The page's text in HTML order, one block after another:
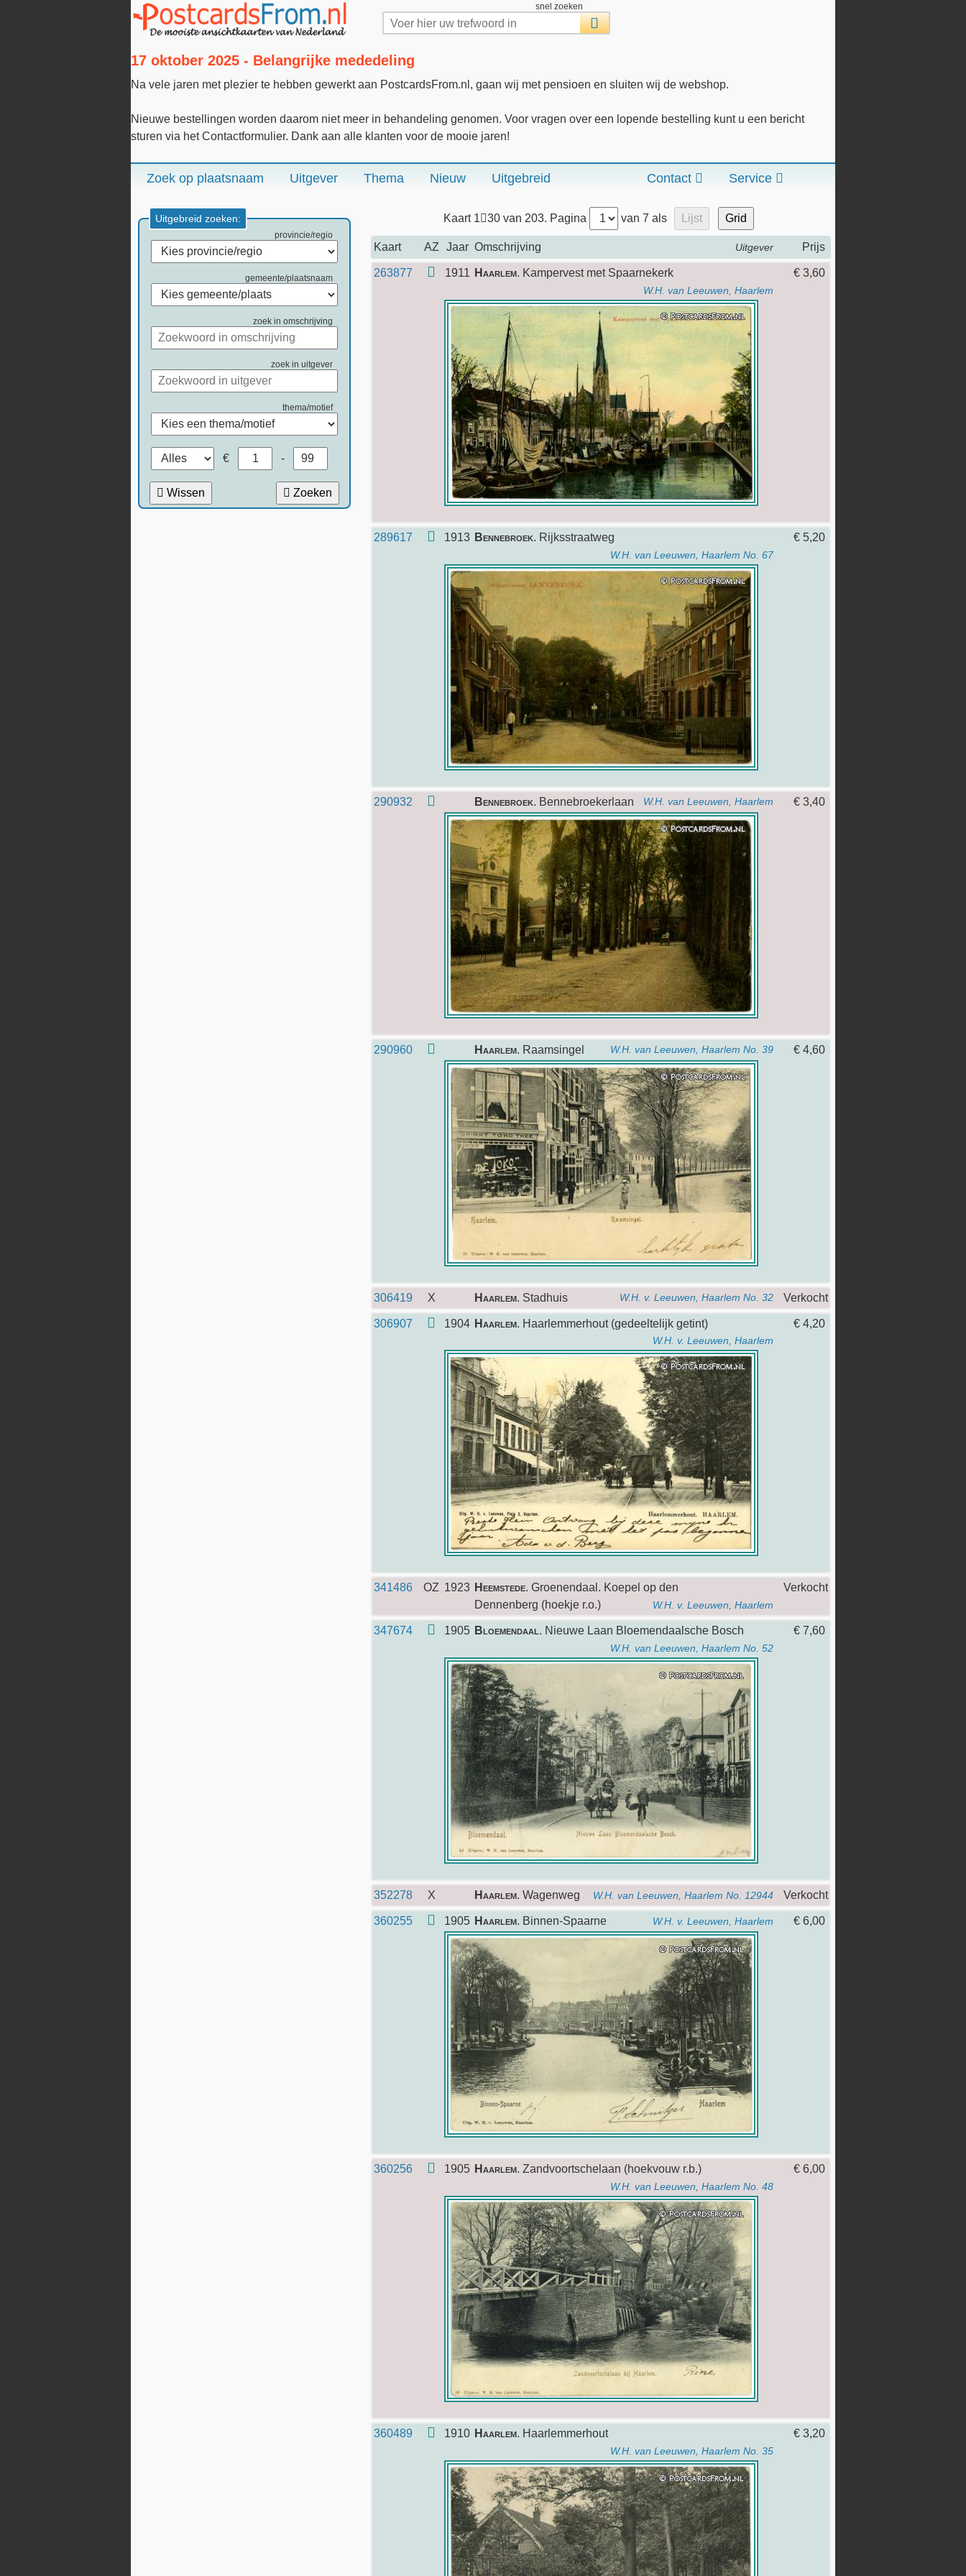
snel zoeken
17 oktober 2025 - Belangrijke mededeling
Na vele jaren met plezier te hebben gewerkt aan PostcardsFrom.nl, gaan wij met pensioen en sluiten wij de webshop.
Nieuwe bestellingen worden daarom niet meer in behandeling genomen. Voor vragen over een lopende bestelling kunt u een bericht
sturen via het Contactformulier. Dank aan alle klanten voor de mooie jaren!
Zoek op plaatsnaam Uitgever Thema Nieuw Uitgebreid Service
Contact
Uitgebreid zoeken:
provincie/regio
gemeente/plaatsnaam
zoek in omschrijving
zoek in uitgever
thema/motief
€ -
Wissen Zoeken
Kaart 1 30 van 203. Pagina van 7 als Lijst Grid
Kaart AZ Jaar Omschrijving Uitgever Prijs
263877 1911 Haarlem. Kampervest met Spaarnekerk
W.H. van Leeuwen, Haarlem
€ 3,60
289617 1913 Bennebroek. Rijksstraatweg
W.H. van Leeuwen, Haarlem No. 67
€ 5,20
290932 Bennebroek. Bennebroekerlaan W.H. van Leeuwen, Haarlem € 3,40
290960 Haarlem. Raamsingel W.H. van Leeuwen, Haarlem No. 39 € 4,60
306419 X Haarlem. Stadhuis W.H. v. Leeuwen, Haarlem No. 32 Verkocht
306907 1904 Haarlem. Haarlemmerhout (gedeeltelijk getint)
W.H. v. Leeuwen, Haarlem
€ 4,20
341486 OZ 1923 Heemstede. Groenendaal. Koepel op den
Dennenberg (hoekje r.o.)
W.H. v. Leeuwen, Haarlem
Verkocht
347674 1905 Bloemendaal. Nieuwe Laan Bloemendaalsche Bosch
W.H. van Leeuwen, Haarlem No. 52
€ 7,60
352278 X Haarlem. Wagenweg W.H. van Leeuwen, Haarlem No. 12944 Verkocht
360255 1905 Haarlem. Binnen-Spaarne W.H. v. Leeuwen, Haarlem € 6,00
360256 1905 Haarlem. Zandvoortschelaan (hoekvouw r.b.)
W.H. van Leeuwen, Haarlem No. 48
€ 6,00
360489 1910 Haarlem. Haarlemmerhout
W.H. van Leeuwen, Haarlem No. 35
€ 3,20